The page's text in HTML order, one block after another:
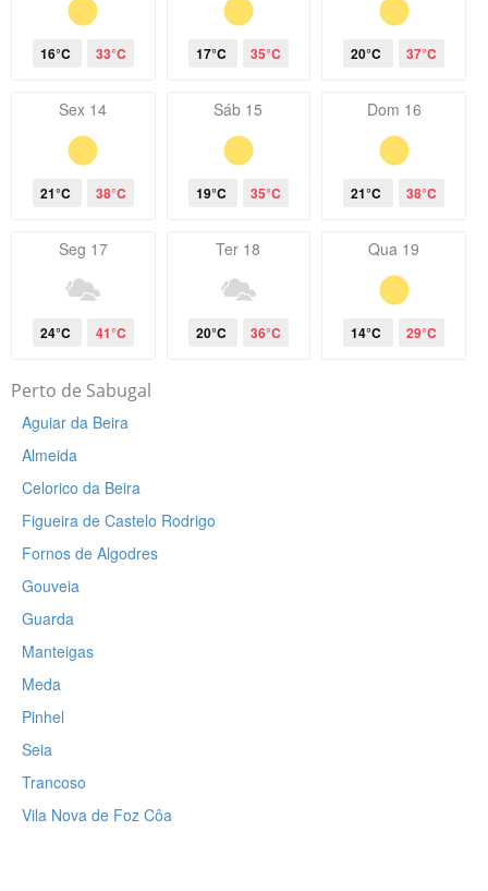
16°C 33°C 17°C 35°C 20°C 37°C
Sex 14
21°C 38°C
Sáb 15
19°C 35°C
Dom 16
21°C 38°C
Seg 17
24°C 41°C
Ter 18
20°C 36°C
Qua 19
14°C 29°C
Perto de Sabugal
Aguiar da Beira
Almeida
Celorico da Beira
Figueira de Castelo Rodrigo
Fornos de Algodres
Gouveia
Guarda
Manteigas
Meda
Pinhel
Seia
Trancoso
Vila Nova de Foz Côa